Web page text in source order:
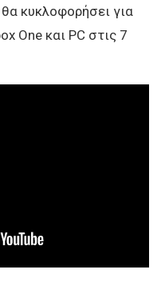
κυκλοφορήσει για
One και PC στις 7